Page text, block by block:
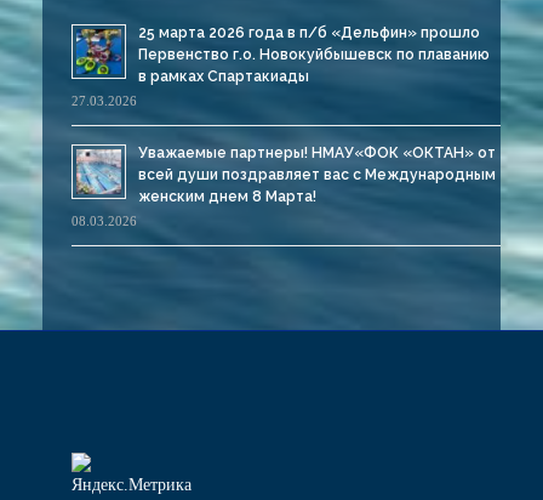
25 марта 2026 года в п/б «Дельфин» прошло
Первенство г.о. Новокуйбышевск по плаванию
в рамках Спартакиады
27.03.2026
Уважаемые партнеры! НМАУ«ФОК «ОКТАН» от
всей души поздравляет вас с Международным
женским днем 8 Марта!
08.03.2026